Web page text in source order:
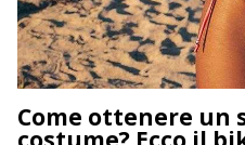
Come ottenere un